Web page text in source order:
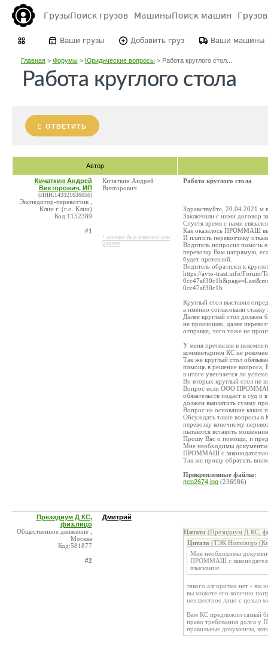
ГрузыПоиск грузов МашиныПоиск машин
Ваши грузы Добавить груз Ваши машины
Главная> Форумы> Юридические вопросы> Работа круглого стол...
Работа круглого стола
ОТВЕТИТЬ
Автор
Кичаткин Андрей
Викторович, ИП
(ИНН:143321636056)
Экспедитор-перевозчик ,
Клин г. (г.о. Клин)
Код:1152389
#1
Кичаткин Андрей
Викторович
* контакт был изменен или
удален
Работа круглого стола
Здравствуйте, 20.04.2021
Заключили с ними договор
Спустя время с нами
Как оказалось ПРОММАШ
И платить перевозчику
Водитель попросил помочь
перевозку Вам напрямую,
будет претензий.
Водитель обратился к
https://avto-trast.info/Forum/
0cc47af30c1b
Круглый стол выставил
а именно согласовали
Далее круглый стол должен
не произошло, далее
отправке, чего тоже не
У меня претензия в
комментарием КС не
Так же круглый стол
помощь в решение
в итоге увенчается ли
Во вторых круглый стол не
Вопрос если ООО ПРОММАШ
обязательств подаст в суд
должен выплатить сумму
Вопрос на основание каких
Обсуждать такие вопросы в
перевозку конечному
пытаются вставить
Прошу Вас о помощи, и
Мне необходимы документы
ПРОММАШ с
Так же прошу обратить
Прикрепленные файлы:
пер2674.jpg (236986)
Президиум Д КС,
физ.лицо
Общественное движение ,
Москва
Код:581877
#2
Дмитрий
Цитата (Президиум Д КС,
Цитата (ТЭК Homсargo
Мне необходимы
ПРОММАШ с
взыскания.
такого алгоритма нет - вы
вы можете его конечно
неизвестное лицо с целью
Вам КС предложил самый
право требования долга у
правильные документы,